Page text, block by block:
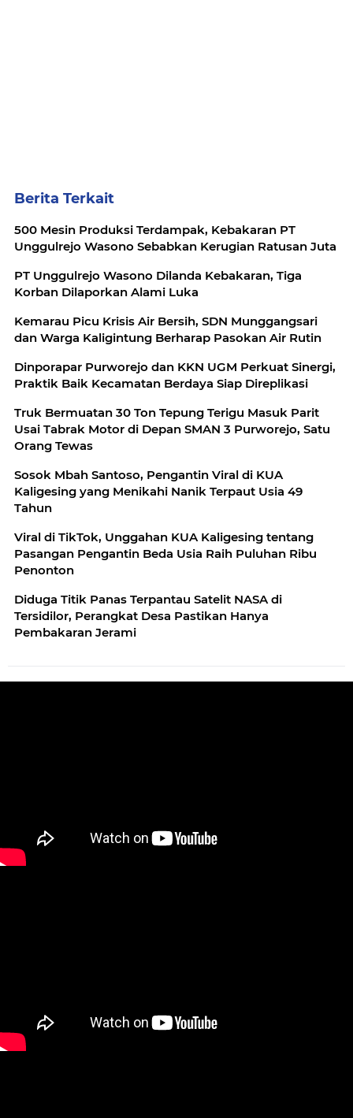
Berita Terkait
500 Mesin Produksi Terdampak, Kebakaran PT
Unggulrejo Wasono Sebabkan Kerugian Ratusan Juta
PT Unggulrejo Wasono Dilanda Kebakaran, Tiga
Korban Dilaporkan Alami Luka
Kemarau Picu Krisis Air Bersih, SDN Munggangsari
dan Warga Kaligintung Berharap Pasokan Air Rutin
Dinporapar Purworejo dan KKN UGM Perkuat Sinergi,
Praktik Baik Kecamatan Berdaya Siap Direplikasi
Truk Bermuatan 30 Ton Tepung Terigu Masuk Parit
Usai Tabrak Motor di Depan SMAN 3 Purworejo, Satu
Orang Tewas
Sosok Mbah Santoso, Pengantin Viral di KUA
Kaligesing yang Menikahi Nanik Terpaut Usia 49
Tahun
Viral di TikTok, Unggahan KUA Kaligesing tentang
Pasangan Pengantin Beda Usia Raih Puluhan Ribu
Penonton
Diduga Titik Panas Terpantau Satelit NASA di
Tersidilor, Perangkat Desa Pastikan Hanya
Pembakaran Jerami